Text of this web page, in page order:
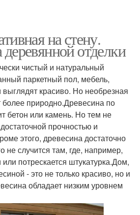
на стену.
отделки
чистый и натуральный
паркетный пол, мебель,
красиво. Но необрезная
природно.Древесина по
бетон или камень. Но тем не
прочностью и
этого, древесина достаточно
не случится там, где, например,
или потрескается штукатурка.Дом,
- это не только красиво, но и
обладает низким уровнем